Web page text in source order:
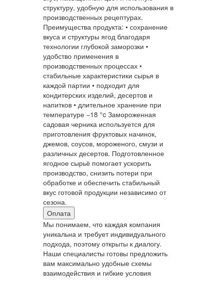
структуру, удобную для использования в
производственных рецептурах.
Преимущества продукта: • сохранение
вкуса и структуры ягод благодаря
технологии глубокой заморозки •
удобство применения в
производственных процессах •
стабильные характеристики сырья в
каждой партии • подходит для
кондитерских изделий, десертов и
напитков • длительное хранение при
температуре −18 °c Замороженная
садовая черника используется для
приготовления фруктовых начинок,
джемов, соусов, мороженого, смузи и
различных десертов. Подготовленное
ягодное сырьё помогает ускорить
производство, снизить потери при
обработке и обеспечить стабильный
вкус готовой продукции независимо от
сезона.
Оплата
Мы понимаем, что каждая компания
уникальна и требует индивидуального
подхода, поэтому открыты к диалогу.
Наши специалисты готовы предложить
вам максимально удобные схемы
взаимодействия и гибкие условия